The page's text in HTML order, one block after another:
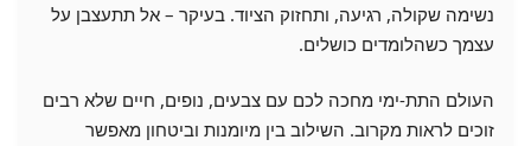
נשימה שקולה, רגיעה, ותחזוק הציוד. בעיקר – אל תתעצבן על
עצמך כשהלומדים כושלים.
העולם התת-ימי מחכה לכם עם צבעים, נופים, חיים שלא רבים
זוכים לראות מקרוב. השילוב בין מיומנות וביטחון מאפשר